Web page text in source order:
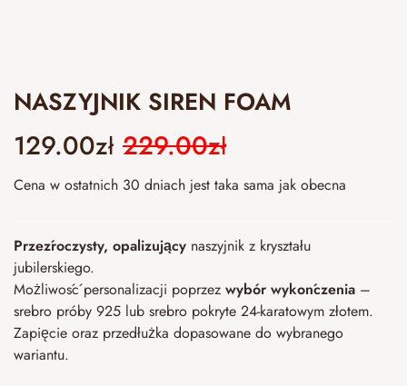
NASZYJNIK SIREN FOAM
229.00zł
129.00zł
Cena w ostatnich 30 dniach jest taka sama jak obecna
Przeźroczysty, opalizujący naszyjnik z kryształu
jubilerskiego.
Możliwość personalizacji poprzez wybór wykończenia –
srebro próby 925 lub srebro pokryte 24-karatowym złotem.
Zapięcie oraz przedłużka dopasowane do wybranego
wariantu.